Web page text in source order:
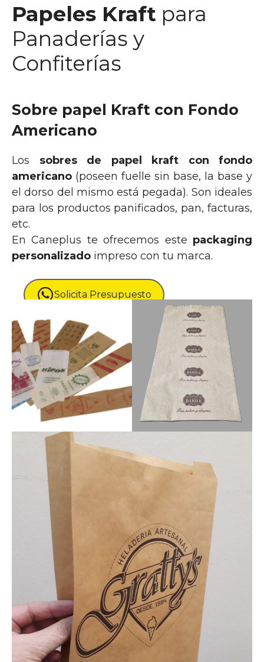
Papeles Kraft para
Panaderías y
Confiterías
Sobre papel Kraft con Fondo
Americano
Los sobres de papel kraft con fondo
americano (poseen fuelle sin base, la base y
el dorso del mismo está pegada). Son ideales
para los productos panificados, pan, facturas,
etc.
En Caneplus te ofrecemos este packaging
personalizado impreso con tu marca.
Solicita Presupuesto